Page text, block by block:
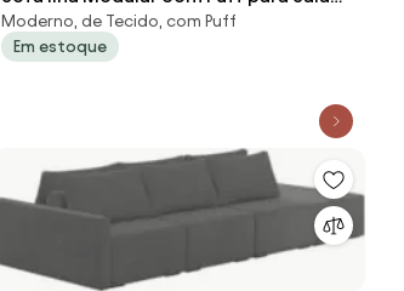
Living 232cm Georgia Z08 Veludo V
Moderno, de Tecido, com Puff
Em estoque